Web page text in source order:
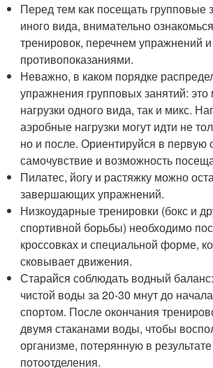
Перед тем как посещать групповые
иного вида, внимательно
тренировок, перечнем упражнений и
противопоказаниями.
Неважно, в каком порядке
упражнения групповых занятий: это
нагрузки одного вида, так и микс.
аэробные нагрузки могут идти не
но и после. Ориентируйся в первую
самочувствие и возможность
Пилатес, йогу и растяжку можно
завершающих упражнений.
Низкоударные тренировки (бокс и
спортивной борьбы) необходимо
кроссовках и специальной форме,
сковывает движения.
Старайся соблюдать водный
чистой воды за 20-30 мнут до
спортом. После окончания
двумя стаканами воды, чтобы
организме, потерянную в
потоотделения.